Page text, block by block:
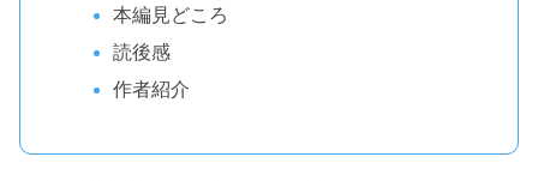
本編見どころ
読後感
作者紹介